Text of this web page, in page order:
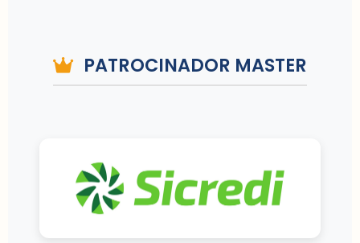
PATROCINADOR MASTER